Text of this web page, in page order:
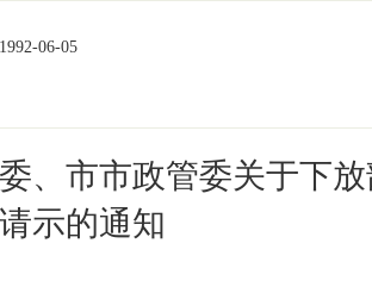
1992-06-05
、市市政管委关于下
示的通知